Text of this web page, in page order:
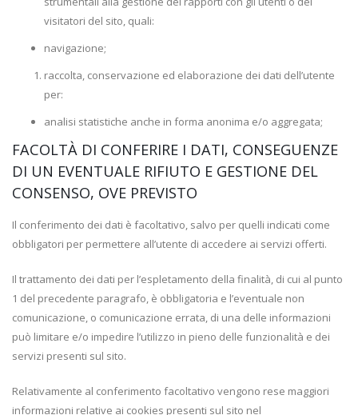
visitatori del sito, quali:
navigazione;
raccolta, conservazione ed elaborazione dei dati dell’utente
per:
analisi statistiche anche in forma anonima e/o aggregata;
FACOLTÀ DI CONFERIRE I DATI, CONSEGUENZE
DI UN EVENTUALE RIFIUTO E GESTIONE DEL
CONSENSO, OVE PREVISTO
Il conferimento dei dati è facoltativo, salvo per quelli indicati come
obbligatori per permettere all’utente di accedere ai servizi offerti.
Il trattamento dei dati per l’espletamento della finalità, di cui al punto
1 del precedente paragrafo, è obbligatoria e l’eventuale non
comunicazione, o comunicazione errata, di una delle informazioni
può limitare e/o impedire l’utilizzo in pieno delle funzionalità e dei
servizi presenti sul sito.
Relativamente al conferimento facoltativo vengono rese maggiori
informazioni relative ai cookies presenti sul sito nel